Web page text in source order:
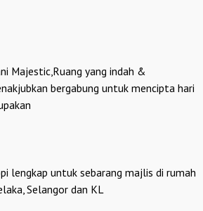
Majestic,Ruang yang indah &
bergabung untuk mencipta hari
lengkap untuk sebarang majlis di rumah
Selangor dan KL